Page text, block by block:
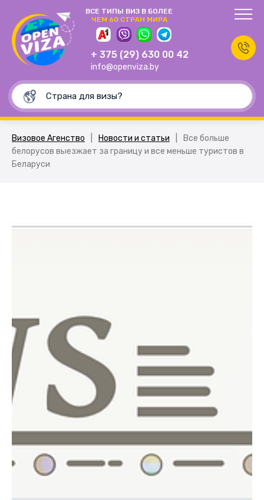
ВСЕ ТИПЫ ВИЗ В БОЛЕЕ
ЧЕМ 60 СТРАН МИРА
+ 375 (29) 630 00 42
info@openviza.by
Визовое Агенство Новости и статьи
Все больше
белорусов выезжает за границу и все меньше туристов в
Беларуси